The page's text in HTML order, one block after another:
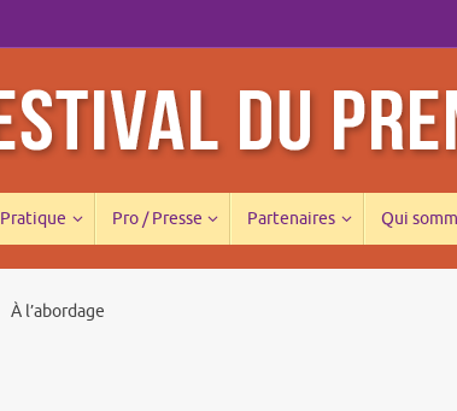
Pratique Pro / Presse Partenaires Qui
À l’abordage